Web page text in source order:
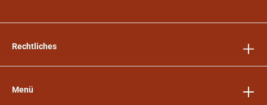
Rechtliches
Menü